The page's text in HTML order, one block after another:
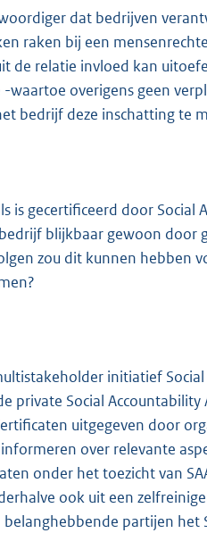
dat bedrijven
raken bij een
de relatie invloed kan
waartoe overigens geen
bedrijf deze inschatting te
is gecertificeerd door Social
blijkbaar gewoon door
zou dit kunnen hebben
initiatief
private Social Accountability
uitgegeven door
over relevante
onder het toezicht van
ook uit een
partijen het